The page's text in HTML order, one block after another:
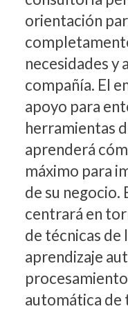
orientación
necesidades y
compañía. El
apoyo para
herramientas
aprenderá
máximo para
de su negocio.
centrará en
de técnicas de
aprendizaje
automática de